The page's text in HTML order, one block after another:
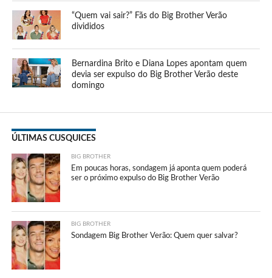
“Quem vai sair?” Fãs do Big Brother Verão
divididos
Bernardina Brito e Diana Lopes apontam quem
devia ser expulso do Big Brother Verão deste
domingo
ÚLTIMAS CUSQUICES
BIG BROTHER
Em poucas horas, sondagem já aponta quem poderá
ser o próximo expulso do Big Brother Verão
BIG BROTHER
Sondagem Big Brother Verão: Quem quer salvar?